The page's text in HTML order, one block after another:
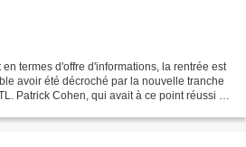
termes d'offre d'informations, la rentrée est
avoir été décroché par la nouvelle tranche
Patrick Cohen, qui avait à ce point réussi à